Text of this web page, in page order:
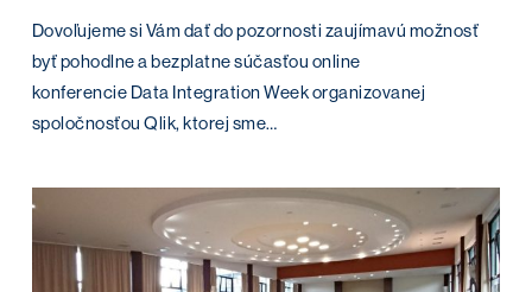
Dovoľujeme si Vám dať do pozornosti zaujímavú možnosť
byť pohodlne a bezplatne súčasťou online
konferencie Data Integration Week organizovanej
spoločnosťou Qlik, ktorej sme…